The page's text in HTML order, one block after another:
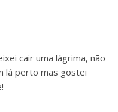
cair uma lágrima, não
lá perto mas gostei